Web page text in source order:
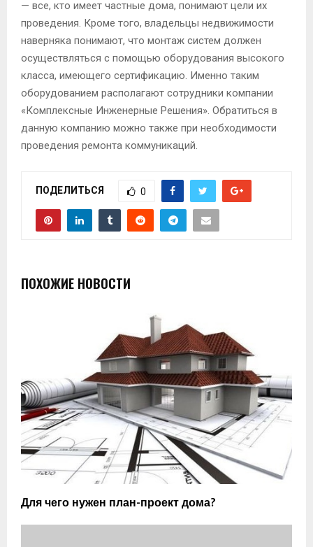
— все, кто имеет частные дома, понимают цели их
проведения. Кроме того, владельцы недвижимости
наверняка понимают, что монтаж систем должен
осуществляться с помощью оборудования высокого
класса, имеющего сертификацию. Именно таким
оборудованием располагают сотрудники компании
«Комплексные Инженерные Решения». Обратиться в
данную компанию можно также при необходимости
проведения ремонта коммуникаций.
ПОДЕЛИТЬСЯ 0
ПОХОЖИЕ НОВОСТИ
Для чего нужен план-проект дома?